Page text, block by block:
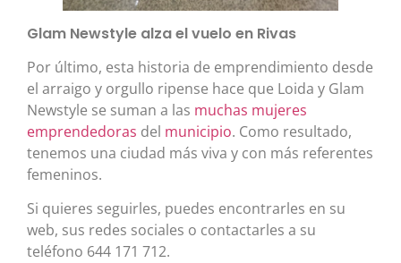
Glam Newstyle alza el vuelo en Rivas
Por último, esta historia de emprendimiento desde
el arraigo y orgullo ripense hace que Loida y Glam
Newstyle se suman a las muchas mujeres
emprendedoras del municipio. Como resultado,
tenemos una ciudad más viva y con más referentes
femeninos.
Si quieres seguirles, puedes encontrarles en su
web, sus redes sociales o contactarles a su
teléfono 644 171 712.